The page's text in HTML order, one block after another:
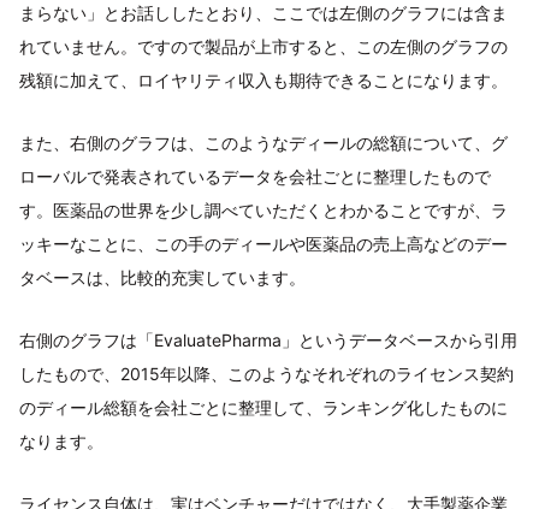
まらない」とお話ししたとおり、ここでは左側のグラフには含ま
れていません。ですので製品が上市すると、この左側のグラフの
残額に加えて、ロイヤリティ収入も期待できることになります。
また、右側のグラフは、このようなディールの総額について、グ
ローバルで発表されているデータを会社ごとに整理したもので
す。医薬品の世界を少し調べていただくとわかることですが、ラ
ッキーなことに、この手のディールや医薬品の売上高などのデー
タベースは、比較的充実しています。
右側のグラフは「EvaluatePharma」というデータベースから引用
したもので、2015年以降、このようなそれぞれのライセンス契約
のディール総額を会社ごとに整理して、ランキング化したものに
なります。
ライセンス自体は、実はベンチャーだけではなく、大手製薬企業